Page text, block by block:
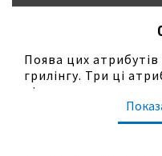
Поява цих
грилінгу. Три ці
підходять для
як планча, деко та
на вогні.